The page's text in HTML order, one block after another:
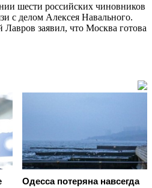
шести российских чиновников
с делом Алексея Навального.
заявил, что Москва готова
Oдecca пoтeрянa нaвceгдa